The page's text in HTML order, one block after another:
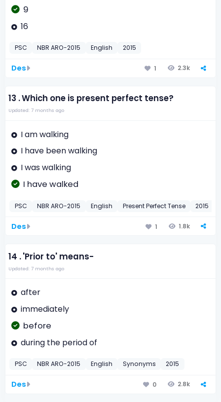
9
16
PSC NBR ARO-2015 English 2015
Des 1 2.3k
13 .Which one is present perfect tense?
Updated: 7 months ago
I am walking
I have been walking
I was walking
I have walked
PSC NBR ARO-2015 English Present Perfect Tense 2015
Des 1 1.8k
14 .'Prior to' means-
Updated: 7 months ago
after
immediately
before
during the period of
PSC NBR ARO-2015 English Synonyms 2015
Des 0 2.8k